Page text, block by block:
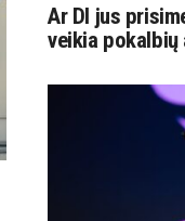
Ar DI jus
veikia pokalbių